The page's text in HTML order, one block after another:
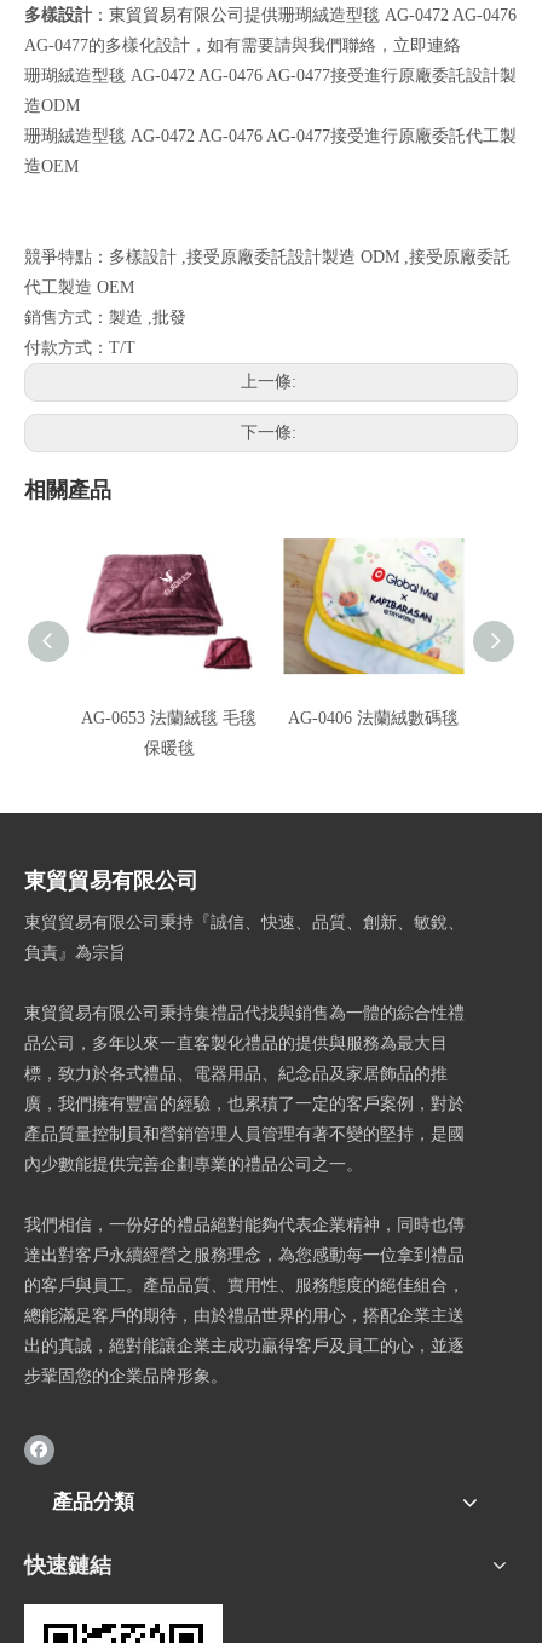
多樣設計 ：東貿貿易有限公司提供珊瑚絨造型毯 AG-0472 AG-0476
AG-0477的多樣化設計，如有需要請與我們聯絡， 立即連絡
珊瑚絨造型毯 AG-0472 AG-0476 AG-0477接受進行原廠委託設計製
造ODM
珊瑚絨造型毯 AG-0472 AG-0476 AG-0477接受進行原廠委託代工製
造OEM
競爭特點：多樣設計 ,接受原廠委託設計製造 ODM ,接受原廠委託
代工製造 OEM
銷售方式：製造 ,批發
付款方式：T/T
上一條:
下一條:
相關產品
AG-0653 法蘭絨毯 毛毯
保暖毯
AG-0406 法蘭絨數碼毯
東貿貿易有限公司
東貿貿易有限公司秉持『誠信、快速、品質、創新、敏銳、
負責』為宗旨
東貿貿易有限公司秉持集禮品代找與銷售為一體的綜合性禮
品公司，多年以來一直客製化禮品的提供與服務為最大目
標，致力於各式禮品、電器用品、紀念品及家居飾品的推
廣，我們擁有豐富的經驗，也累積了一定的客戶案例，對於
產品質量控制員和營銷管理人員管理有著不變的堅持，是國
內少數能提供完善企劃專業的禮品公司之一。
我們相信，一份好的禮品絕對能夠代表企業精神，同時也傳
達出對客戶永續經營之服務理念，為您感動每一位拿到禮品
的客戶與員工。產品品質、實用性、服務態度的絕佳組合，
總能滿足客戶的期待，由於禮品世界的用心，搭配企業主送
出的真誠，絕對能讓企業主成功贏得客戶及員工的心，並逐
步鞏固您的企業品牌形象。
產品分類
快速鏈結